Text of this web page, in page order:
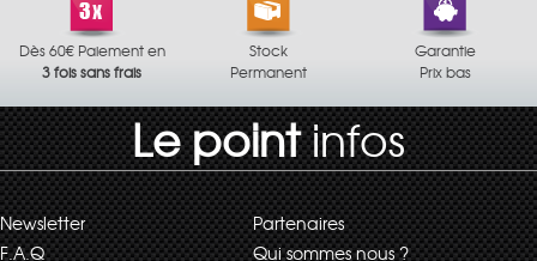
Dès 60€ Paiement en
3 fois sans frais
Stock
Permanent
Garantie
Prix bas
Le pointinfos
Newsletter
Partenaires
F.A.Q
Qui sommes nous ?